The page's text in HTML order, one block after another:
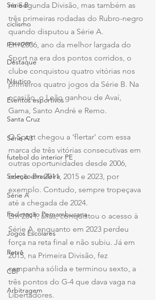
Série B
ciclismo
parapan
Destaque
Náutico
Eventos esportivos
Santa Cruz
Série A3
futebol do interior PE
Seleção Brasileira
Série A
Federação Pernambucana
Jogos Escolares
Retrô
CBF
Arbitragem
na Segunda Divisão, mas também as
três primeiras rodadas do Rubro-negro
quando disputou a Série A.
Em 2006, ano da melhor largada do
Sport na era dos pontos corridos, o
clube conquistou quatro vitórias nos
primeiros quatro jogos da Série B. Na
ocasião, o Leão ganhou de Avaí,
Gama, Santo André e Remo.
O Sport chegou a ‘flertar’ com essa
marca de três vitórias consecutivas em
outras oportunidades desde 2006,
como em 2011, 2015 e 2023, por
exemplo. Contudo, sempre tropeçava
até a chegada de 2024.
Em 2011, aliás, conquistou o acesso à
Série A, enquanto em 2023 perdeu
força na reta final e não subiu. Já em
2015, na Primeira Divisão, fez
campanha sólida e terminou sexto, a
três pontos do G-4 que dava vaga na
Libertadores.